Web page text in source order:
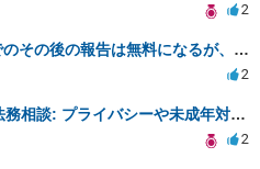
2
弁護士面談後のメールでのその後の報告は無料になるが、弁護士として興味ありますか？
2
AI活用Webサービスの法務相談: プライバシーや未成年対応など
2